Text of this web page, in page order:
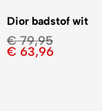
Dior badstof wit
€79,95
€ 63,96